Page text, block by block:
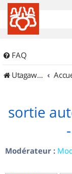
FAQ
UtagawaVTT (Randos VTT et VTTAE avec traces GPS)
sortie
Modérateur :